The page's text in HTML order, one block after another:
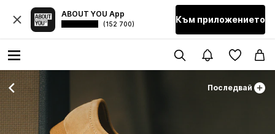
ABOUT YOU App
(152 700) Към приложението
Последвай